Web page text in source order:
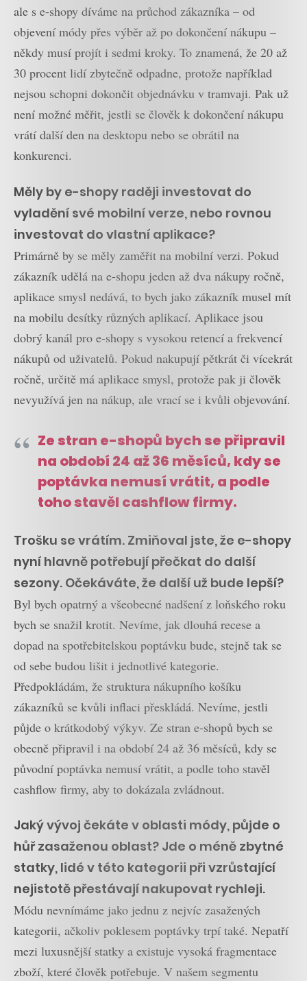
ale s e-shopy díváme na průchod zákazníka – od
objevení módy přes výběr až po dokončení nákupu –
někdy musí projít i sedmi kroky. To znamená, že 20 až
30 procent lidí zbytečně odpadne, protože například
nejsou schopni dokončit objednávku v tramvaji. Pak už
není možné měřit, jestli se člověk k dokončení nákupu
vrátí další den na desktopu nebo se obrátil na
konkurenci.
Měly by e-shopy raději investovat do
vyladění své mobilní verze, nebo rovnou
investovat do vlastní aplikace?
Primárně by se měly zaměřit na mobilní verzi. Pokud
zákazník udělá na e-shopu jeden až dva nákupy ročně,
aplikace smysl nedává, to bych jako zákazník musel mít
na mobilu desítky různých aplikací. Aplikace jsou
dobrý kanál pro e-shopy s vysokou retencí a frekvencí
nákupů od uživatelů. Pokud nakupují pětkrát či vícekrát
ročně, určitě má aplikace smysl, protože pak ji člověk
nevyužívá jen na nákup, ale vrací se i kvůli objevování.
Ze stran e-shopů bych se připravil
na období 24 až 36 měsíců, kdy se
poptávka nemusí vrátit, a podle
toho stavěl cashflow firmy.
Trošku se vrátím. Zmiňoval jste, že e-shopy
nyní hlavně potřebují přečkat do další
sezony. Očekáváte, že další už bude lepší?
Byl bych opatrný a všeobecné nadšení z loňského roku
bych se snažil krotit. Nevíme, jak dlouhá recese a
dopad na spotřebitelskou poptávku bude, stejně tak se
od sebe budou lišit i jednotlivé kategorie.
Předpokládám, že struktura nákupního košíku
zákazníků se kvůli inflaci přeskládá. Nevíme, jestli
půjde o krátkodobý výkyv. Ze stran e-shopů bych se
obecně připravil i na období 24 až 36 měsíců, kdy se
původní poptávka nemusí vrátit, a podle toho stavěl
cashflow firmy, aby to dokázala zvládnout.
Jaký vývoj čekáte v oblasti módy, půjde o
hůř zasaženou oblast? Jde o méně zbytné
statky, lidé v této kategorii při vzrůstající
nejistotě přestávají nakupovat rychleji.
Módu nevnímáme jako jednu z nejvíc zasažených
kategorii, ačkoliv poklesem poptávky trpí také. Nepatří
mezi luxusnější statky a existuje vysoká fragmentace
zboží, které člověk potřebuje. V našem segmentu